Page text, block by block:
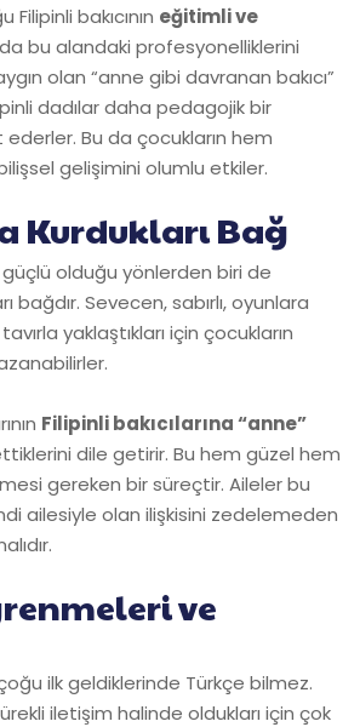
bakıcının eğitimli ve
bu alandaki profesyonelliklerini
olan “anne gibi davranan bakıcı”
dadılar daha pedagojik bir
Bu da çocukların hem
gelişimini olumlu etkiler.
Kurdukları Bağ
güçlü olduğu yönlerden biri de
bağdır. Sevecen, sabırlı, oyunlara
yaklaştıkları için çocukların
Filipinli bakıcılarına “anne”
dile getirir. Bu hem güzel hem
gereken bir süreçtir. Aileler bu
ailesiyle olan ilişkisini zedelemeden
ve
ilk geldiklerinde Türkçe bilmez.
iletişim halinde oldukları için çok